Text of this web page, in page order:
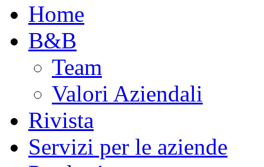
Home
B&B
Team
Valori Aziendali
Rivista
Servizi per le aziende